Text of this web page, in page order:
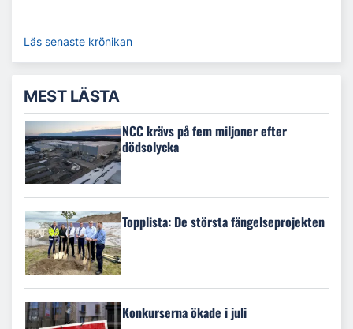
Läs senaste krönikan
MEST LÄSTA
NCC krävs på fem miljoner efter
dödsolycka
Topplista: De största fängelseprojekten
Konkurserna ökade i juli